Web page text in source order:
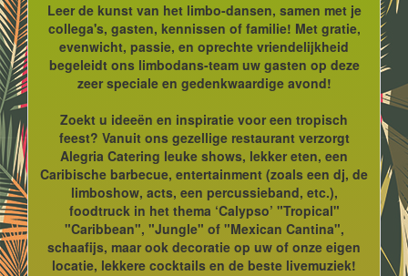
Leer de kunst van het limbo-dansen, samen met je
collega's, gasten, kennissen of familie! Met gratie,
evenwicht, passie, en oprechte vriendelijkheid
begeleidt ons limbodans-team uw gasten op deze
zeer speciale en gedenkwaardige avond!
Zoekt u ideeën en inspiratie voor een tropisch
feest? Vanuit ons gezellige restaurant verzorgt
Alegria Catering leuke shows, lekker eten, een
Caribische barbecue, entertainment (zoals een dj, de
limboshow, acts, een percussieband, etc.),
foodtruck in het thema ‘Calypso’ "Tropical"
"Caribbean", "Jungle" of "Mexican Cantina",
schaafijs, maar ook decoratie op uw of onze eigen
locatie, lekkere cocktails en de beste livemuziek!